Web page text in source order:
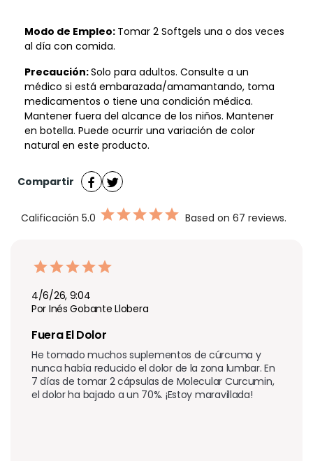
Modo de Empleo: Tomar 2 Softgels una o dos veces
al día con comida.
Precaución:Solo para adultos. Consulte a un
médico si está embarazada/amamantando, toma
medicamentos o tiene una condición médica.
Mantener fuera del alcance de los niños. Mantener
en botella. Puede ocurrir una variación de color
natural en este producto.
Compartir
Calificación 5.0 Based on 67 reviews.
4/6/26, 9:04
Por Inés Gobante Llobera
Fuera El Dolor
He tomado muchos suplementos de cúrcuma y
nunca había reducido el dolor de la zona lumbar. En
7 días de tomar 2 cápsulas de Molecular Curcumin,
el dolor ha bajado a un 70%. ¡Estoy maravillada!